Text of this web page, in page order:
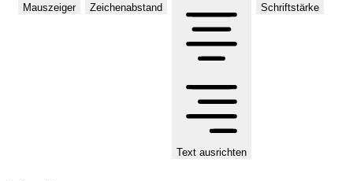
Mauszeiger Zeichenabstand
Text ausrichten
Schriftstärke